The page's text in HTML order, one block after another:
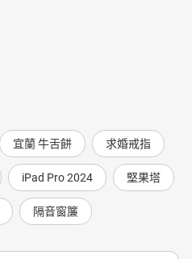
宜蘭 牛舌餅 求婚戒指
iPad Pro 2024 堅果塔
隔音窗簾